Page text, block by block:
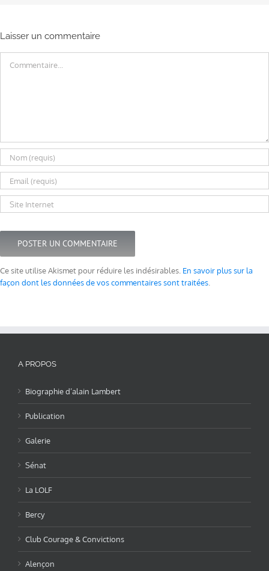
Laisser un commentaire
Ce site utilise Akismet pour réduire les indésirables. En savoir plus sur la
façon dont les données de vos commentaires sont traitées
A PROPOS
Biographie d’alain Lambert
Publication
Galerie
Sénat
La LOLF
Bercy
Club Courage & Convictions
Alençon